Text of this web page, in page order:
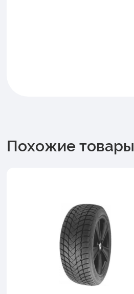
Похожие товары